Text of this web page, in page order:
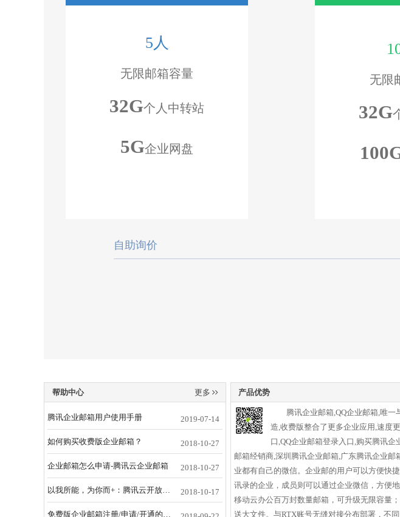
5人
无限邮箱容量
32G个人中转站
5G企业网盘
无限
32G
自助询价
帮助中心 更多
腾讯企业邮箱用户使用手册 2019-07-14
如何购买收费版企业邮箱？ 2018-10-27
企业邮箱怎么申请-腾讯云企业邮箱 2018-10-27
2018-10-17
产品优势
腾讯企业邮箱,QQ企业邮箱,唯
造,收费版整合了更多企业应用,速度
口,QQ企业邮箱登录入口,购买腾讯
邮箱经销商,深圳腾讯企业邮箱,广东腾讯企业
业都有自己的微信。企业邮的用户可以方便快
讯录的企业，成员则可以通过企业微信，方便
移动云办公百万封数量邮箱，可升级无限容量
送大文件。与RTX账号无缝对接分布部署，不